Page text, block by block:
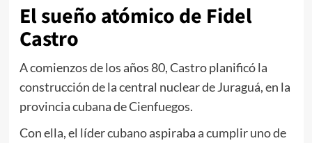
El sueño atómico de Fidel
Castro
A comienzos de los años 80, Castro planificó la
construcción de la central nuclear de Juraguá, en la
provincia cubana de Cienfuegos.
Con ella, el líder cubano aspiraba a cumplir uno de